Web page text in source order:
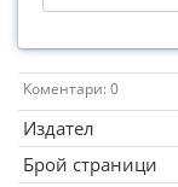
Коментари: 0
Издател
Брой страници